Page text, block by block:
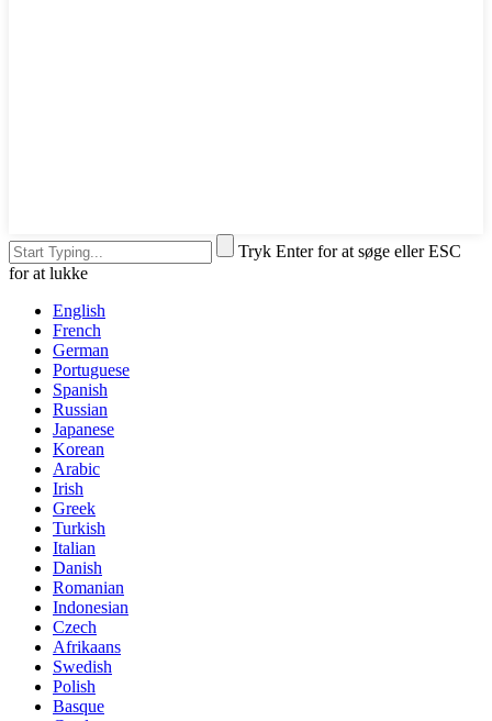
Tryk Enter for at søge eller ESC
for at lukke
English
French
German
Portuguese
Spanish
Russian
Japanese
Korean
Arabic
Irish
Greek
Turkish
Italian
Danish
Romanian
Indonesian
Czech
Afrikaans
Swedish
Polish
Basque